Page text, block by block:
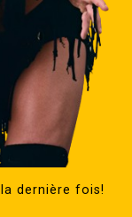
dernière fois!